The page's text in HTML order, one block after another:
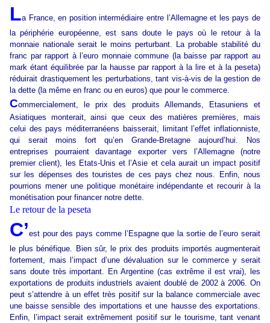
La France, en position intermédiaire entre l’Allemagne et les pays de
la périphérie européenne, est sans doute le pays où le retour à la
monnaie nationale serait le moins perturbant. La probable stabilité du
franc par rapport à l’euro monnaie commune (la baisse par rapport au
mark étant équilibrée par la hausse par rapport à la lire et à la peseta)
réduirait drastiquement les perturbations, tant vis-à-vis de la gestion de
la dette (la même en franc ou en euros) que pour le commerce.
Commercialement, le prix des produits Allemands, Etasuniens et
Asiatiques monterait, ainsi que ceux des matières premières, mais
celui des pays méditerranéens baisserait, limitant l’effet inflationniste,
qui serait moins fort qu’en Grande-Bretagne aujourd’hui. Nos
entreprises pourraient davantage exporter vers l’Allemagne (notre
premier client), les Etats-Unis et l’Asie et cela aurait un impact positif
sur les dépenses des touristes de ces pays chez nous. Enfin, nous
pourrions mener une politique monétaire indépendante et recourir à la
monétisation pour financer notre dette.
Le retour de la peseta
C’est pour des pays comme l’Espagne que la sortie de l’euro serait
le plus bénéfique. Bien sûr, le prix des produits importés augmenterait
fortement, mais l’impact d’une dévaluation sur le commerce y serait
sans doute très important. En Argentine (cas extrême il est vrai), les
exportations de produits industriels avaient doublé de 2002 à 2006. On
peut s’attendre à un effet très positif sur la balance commerciale avec
une baisse sensible des importations et une hausse des exportations.
Enfin, l’impact serait extrêmement positif sur le tourisme, tant venant